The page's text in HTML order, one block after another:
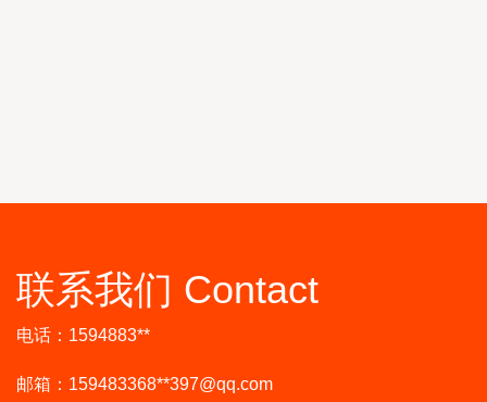
联系我们 Contact
电话：1594883**
邮箱：159483368**397@qq.com